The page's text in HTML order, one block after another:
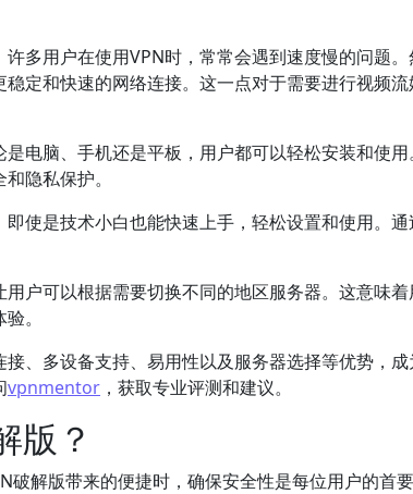
多用户在使用VPN时，常常会遇到速度慢的问题
定和快速的网络连接。这一点对于需要进行视频
电脑、手机还是平板，用户都可以轻松安装和使
隐私保护。
使是技术小白也能快速上手，轻松设置和使用。
户可以根据需要切换不同的地区服务器。这意味
。
、多设备支持、易用性以及服务器选择等优势，
vpnmentor ，获取专业评测和建议。
版？
破解版带来的便捷时，确保安全性是每位用户的首